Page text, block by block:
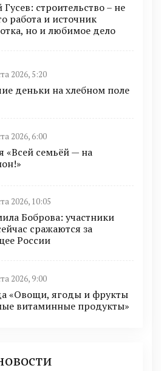
строительство – не
работа и источник
но и любимое дело
2026, 5:20
деньки на хлебном поле
2026, 6:00
«Всей семьёй — на
2026, 10:05
Боброва: участники
сражаются за
России
2026, 9:00
«Овощи, ягоды и фрукты
витаминные продукты»